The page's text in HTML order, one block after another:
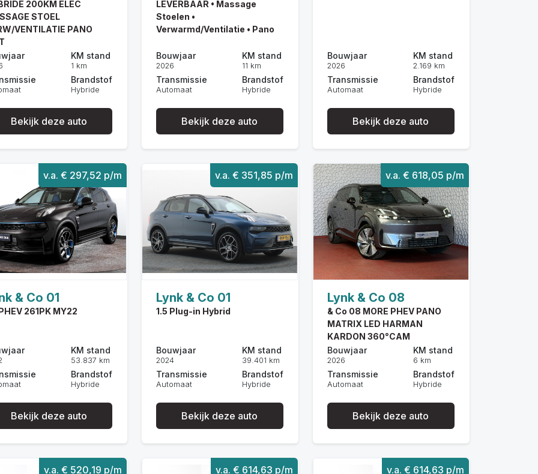
200KM ELEC
STOEL
VENTILATIE PANO
KM stand
1 km
Brandstof
Hybride
Bekijk deze auto
LEVERBAAR • Massage
Stoelen •
Verwarmd/Ventilatie • Pano
Bouwjaar
2026
Transmissie
Automaat
KM stand
11 km
Brandstof
Hybride
Bekijk deze auto
Bouwjaar
2026
Transmissie
Automaat
KM stand
2.169 km
Brandstof
Hybride
Bekijk deze auto
v.a. € 297,52 p/m
& Co 01
261PK MY22
KM stand
53.837 km
Brandstof
Hybride
Bekijk deze auto
v.a. € 351,85 p/m
Lynk & Co 01
1.5 Plug-in Hybrid
Bouwjaar
2024
Transmissie
Automaat
KM stand
39.401 km
Brandstof
Hybride
Bekijk deze auto
v.a. € 618,05 p/m
Lynk & Co 08
& Co 08 MORE PHEV PANO
MATRIX LED HARMAN
KARDON 360°CAM
Bouwjaar
2026
Transmissie
Automaat
KM stand
6 km
Brandstof
Hybride
Bekijk deze auto
v.a. € 520,19 p/m v.a. € 614,63 p/m v.a. € 614,63 p/m